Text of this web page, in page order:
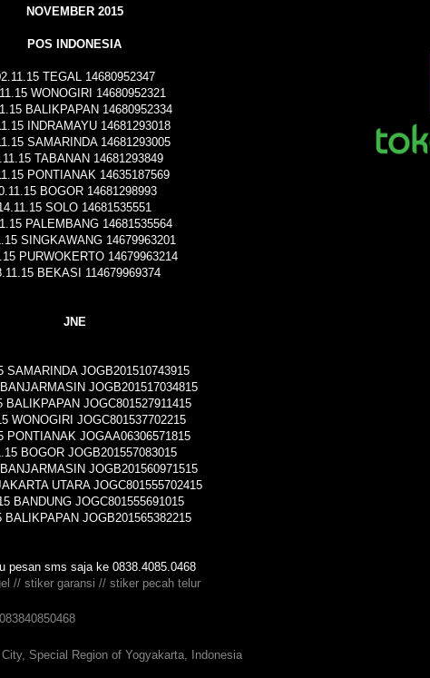
NOVEMBER 2015
POS INDONESIA
TEGAL 14680952347
WONOGIRI 14680952321
BALIKPAPAN 14680952334
INDRAMAYU 14681293018
SAMARINDA 14681293005
TABANAN 14681293849
PONTIANAK 14635187569
BOGOR 14681298993
SOLO 14681535551
PALEMBANG 14681535564
SINGKAWANG 14679963201
PURWOKERTO 14679963214
BEKASI 114679969374
JNE
SAMARINDA JOGB201510743915
JOGB201517034815
BALIKPAPAN JOGC801527911415
WONOGIRI JOGC801537702215
PONTIANAK JOGAA06306571815
BOGOR JOGB201557083015
JOGB201560971515
UTARA JOGC801555702415
BANDUNG JOGC801555691015
BALIKPAPAN JOGB201565382215
pesan sms saja ke 0838.4085.0468
// stiker garansi // stiker pecah telur
Special Region of Yogyakarta, Indonesia